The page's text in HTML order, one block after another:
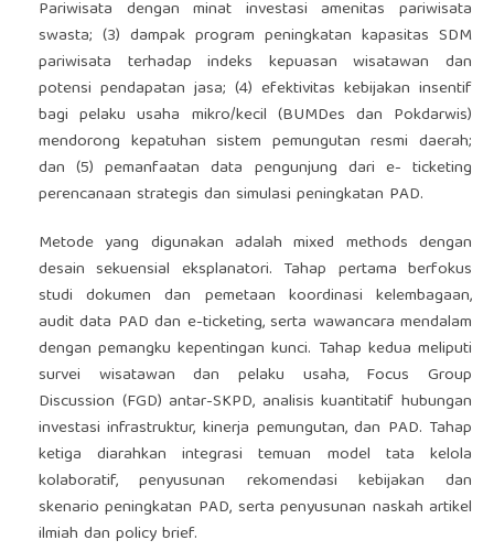
Pariwisata dengan minat investasi amenitas pariwisata
swasta; (3) dampak program peningkatan kapasitas SDM
pariwisata terhadap indeks kepuasan wisatawan dan
potensi pendapatan jasa; (4) efektivitas kebijakan insentif
bagi pelaku usaha mikro/kecil (BUMDes dan Pokdarwis)
mendorong kepatuhan sistem pemungutan resmi daerah;
dan (5) pemanfaatan data pengunjung dari e- ticketing
perencanaan strategis dan simulasi peningkatan PAD.
Metode yang digunakan adalah mixed methods dengan
desain sekuensial eksplanatori. Tahap pertama berfokus
studi dokumen dan pemetaan koordinasi kelembagaan,
audit data PAD dan e-ticketing, serta wawancara mendalam
dengan pemangku kepentingan kunci. Tahap kedua meliputi
survei wisatawan dan pelaku usaha, Focus Group
Discussion (FGD) antar-SKPD, analisis kuantitatif hubungan
investasi infrastruktur, kinerja pemungutan, dan PAD. Tahap
ketiga diarahkan integrasi temuan model tata kelola
kolaboratif, penyusunan rekomendasi kebijakan dan
skenario peningkatan PAD, serta penyusunan naskah artikel
ilmiah dan policy brief.